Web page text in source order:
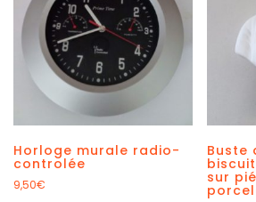
Horloge murale radio-
controlée
9,50€
Buste
sur